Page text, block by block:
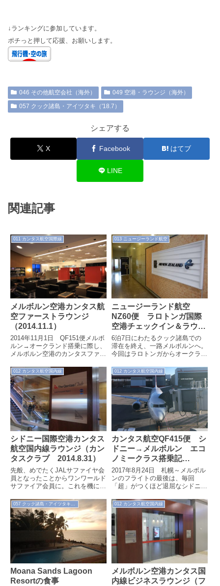
↓ランキングに参加しています。
ポチっと押して応援、お願いします。
046 その他航空会社（海外）
049 空港・ラウンジ（海外）
057 クック諸島・アイツタキ（'18.7）
シェアする
X Facebook はてブ
LINE
関連記事
011 カンタス航空国際線
メルボルン空港カンタス航
空ファーストラウンジ
（2014.11.1）
2014年11月1日 QF151便メルボ
ルン→オークランド搭乗に際し、
メルボルン空港のカンタスファー
チェックインは、ワンワールド
エ...
013 ニュージーランド航空
ニュージーランド航空
NZ60便 ラロトンガ国際
空港チェックイン＆ラウン
ジ（2018.7.27）
6泊7日にわたるクック諸島での
滞在を終え、一路メルボルンへ。
今回はラロトンガからオークラン
オークランドからメルボルンまで
がカンタス...
012 カンタス航空国内線
シドニー国際空港カンタス
航空国内線ラウンジ（カン
タスクラブ 2014.8.31）
先般、めでたくJALサファイヤ会
員となったことからワンワールド
サファイア会員に。これを機にワ
使えるようになりました。今回
は、シドニ...
012 カンタス航空国内線
カンタス航空QF415便 シ
ドニー→メルボルン エコ
ノミークラス搭乗記
（2017.8.24）
2017年8月24日 札幌～メルボル
ンのフライトの最後は、毎回
「超」がつくほど退屈なシドニー
Moana Sands Lagoon
Resortの食事
012 カンタス航空国内線
メルボルン空港カンタス国
内線ビジネスラウンジ（フ